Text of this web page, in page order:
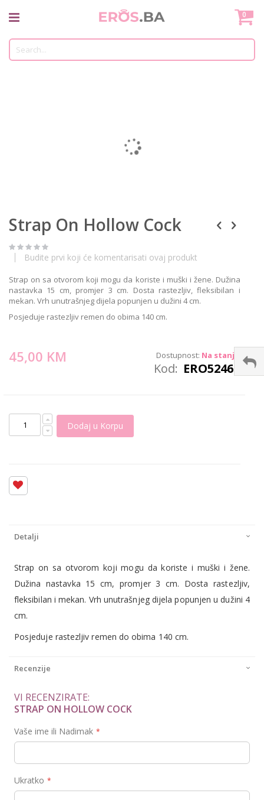
to
0
Strap On Hollow Cock
Budite prvi koji će komentarisati ovaj produkt
Strap on sa otvorom koji mogu da koriste i muški i žene. Dužina
nastavka 15 cm, promjer 3 cm. Dosta rastezljiv, fleksibilan i
mekan. Vrh unutrašnjeg dijela popunjen u dužini 4 cm.
Posjeduje rastezljiv remen do obima 140 cm.
45,00 KM Dostupnost: Na stanju
Kod ERO52460
Dodaj u Korpu
to
the
of
the
gallery
Detalji
Strap on sa otvorom koji mogu da koriste i muški i žene.
Dužina nastavka 15 cm, promjer 3 cm. Dosta rastezljiv,
fleksibilan i mekan. Vrh unutrašnjeg dijela popunjen u dužini 4
cm.
Posjeduje rastezljiv remen do obima 140 cm.
Recenzije
VI RECENZIRATE:
STRAP ON HOLLOW COCK
Vaše ime ili Nadimak
Ukratko